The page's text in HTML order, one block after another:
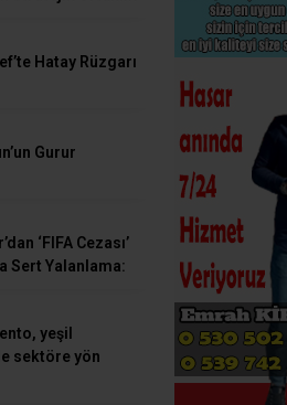
Hatay Rüzgarı
Gurur
‘FIFA Cezası’
Sert Yalanlama:
yeşil
sektöre yön